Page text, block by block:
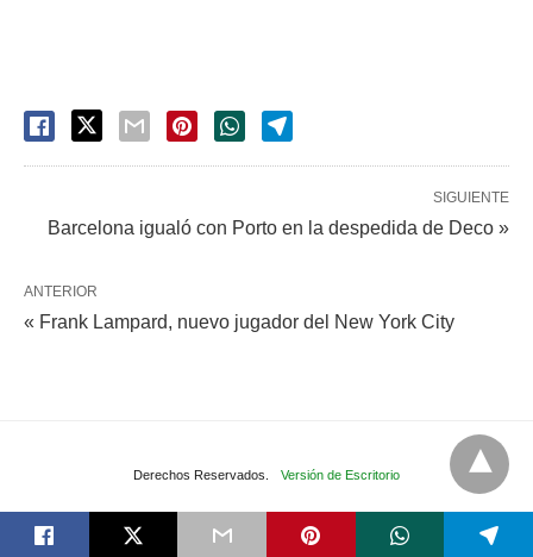
SIGUIENTE
Barcelona igualó con Porto en la despedida de Deco »
ANTERIOR
« Frank Lampard, nuevo jugador del New York City
Derechos Reservados. Versión de Escritorio